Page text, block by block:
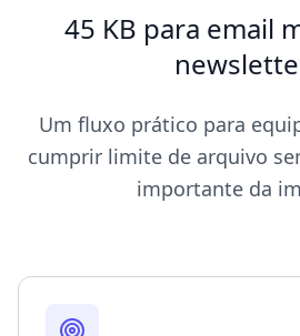
45 KB para email
Um fluxo prático para
cumprir limite de arquivo
importante da